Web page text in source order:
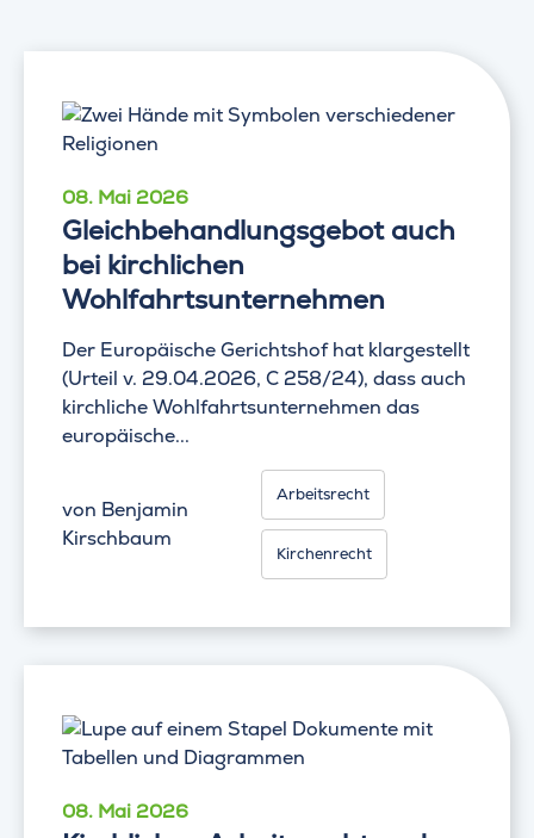
08. Mai 2026
Gleichbehandlungsgebot auch
bei kirchlichen
Wohlfahrtsunternehmen
Der Europäische Gerichtshof hat klargestellt
(Urteil v. 29.04.2026, C 258/24), dass auch
kirchliche Wohlfahrtsunternehmen das
europäische...
von Benjamin
Kirschbaum
Arbeitsrecht
Kirchenrecht
08. Mai 2026